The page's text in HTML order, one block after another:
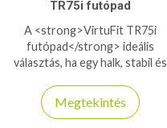
TR75i futópad
A <strong>VirtuFit TR75i
futópad</strong> ideális
választás, ha egy halk, stabil és
otthoni edzéshez. Erős
motorja és rezgéscsillapított
Megtekintés